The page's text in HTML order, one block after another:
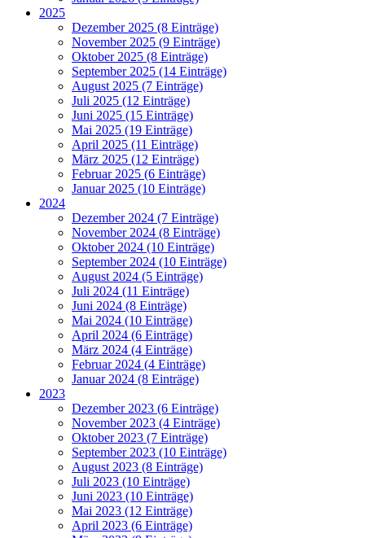
2025
Dezember 2025 (8 Einträge)
November 2025 (9 Einträge)
Oktober 2025 (8 Einträge)
September 2025 (14 Einträge)
August 2025 (7 Einträge)
Juli 2025 (12 Einträge)
Juni 2025 (15 Einträge)
Mai 2025 (19 Einträge)
April 2025 (11 Einträge)
März 2025 (12 Einträge)
Februar 2025 (6 Einträge)
Januar 2025 (10 Einträge)
2024
Dezember 2024 (7 Einträge)
November 2024 (8 Einträge)
Oktober 2024 (10 Einträge)
September 2024 (10 Einträge)
August 2024 (5 Einträge)
Juli 2024 (11 Einträge)
Juni 2024 (8 Einträge)
Mai 2024 (10 Einträge)
April 2024 (6 Einträge)
März 2024 (4 Einträge)
Februar 2024 (4 Einträge)
Januar 2024 (8 Einträge)
2023
Dezember 2023 (6 Einträge)
November 2023 (4 Einträge)
Oktober 2023 (7 Einträge)
September 2023 (10 Einträge)
August 2023 (8 Einträge)
Juli 2023 (10 Einträge)
Juni 2023 (10 Einträge)
Mai 2023 (12 Einträge)
April 2023 (6 Einträge)